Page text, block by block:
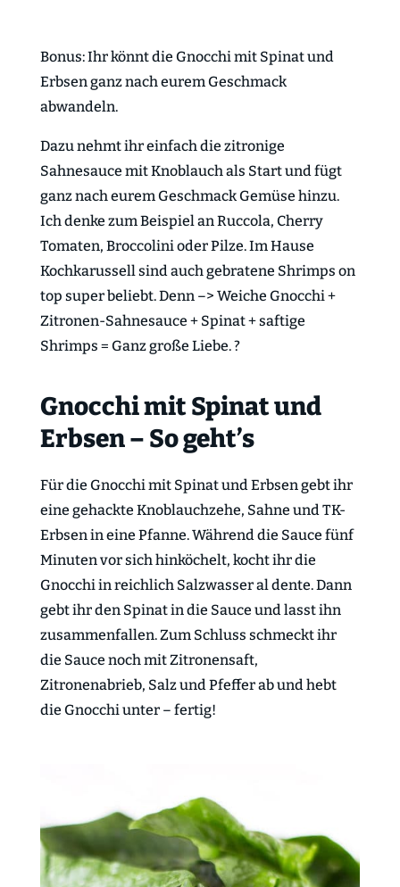
Bonus: Ihr könnt die Gnocchi mit Spinat und
Erbsen ganz nach eurem Geschmack
abwandeln.
Dazu nehmt ihr einfach die zitronige
Sahnesauce mit Knoblauch als Start und fügt
ganz nach eurem Geschmack Gemüse hinzu.
Ich denke zum Beispiel an Ruccola, Cherry
Tomaten, Broccolini oder Pilze. Im Hause
Kochkarussell sind auch gebratene Shrimps on
top super beliebt. Denn –> Weiche Gnocchi +
Zitronen-Sahnesauce + Spinat + saftige
Shrimps = Ganz große Liebe. ?
Gnocchi mit Spinat und
Erbsen – So geht’s
Für die Gnocchi mit Spinat und Erbsen gebt ihr
eine gehackte Knoblauchzehe, Sahne und TK-
Erbsen in eine Pfanne. Während die Sauce fünf
Minuten vor sich hinköchelt, kocht ihr die
Gnocchi in reichlich Salzwasser al dente. Dann
gebt ihr den Spinat in die Sauce und lasst ihn
zusammenfallen. Zum Schluss schmeckt ihr
die Sauce noch mit Zitronensaft,
Zitronenabrieb, Salz und Pfeffer ab und hebt
die Gnocchi unter – fertig!